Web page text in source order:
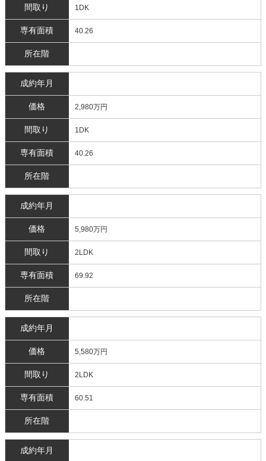
間取り 1DK
専有面積 40.26
所在階
成約年月
価格 2,980万円
間取り 1DK
専有面積 40.26
所在階
成約年月
価格 5,980万円
間取り 2LDK
専有面積 69.92
所在階
成約年月
価格 5,580万円
間取り 2LDK
専有面積 60.51
所在階
成約年月